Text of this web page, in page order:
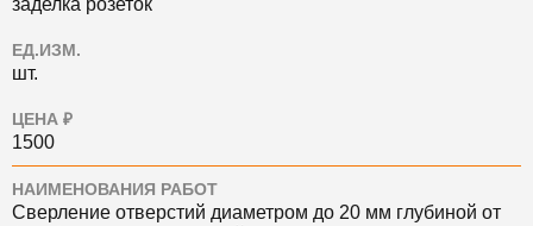
заделка розеток
ЕД.ИЗМ.
шт.
ЦЕНА ₽
1500
НАИМЕНОВАНИЯ РАБОТ
Сверление отверстий диаметром до 20 мм глубиной от